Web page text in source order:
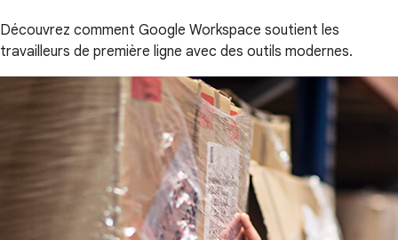
Découvrez comment Google Workspace soutient les
travailleurs de première ligne avec des outils modernes.